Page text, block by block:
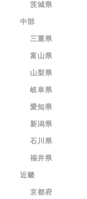
茨城県
中部
三重県
富山県
山梨県
岐阜県
愛知県
新潟県
石川県
福井県
近畿
京都府